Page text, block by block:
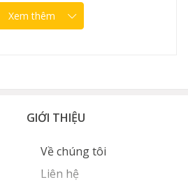
GIỚI THIỆU
Về chúng tôi
Liên hệ